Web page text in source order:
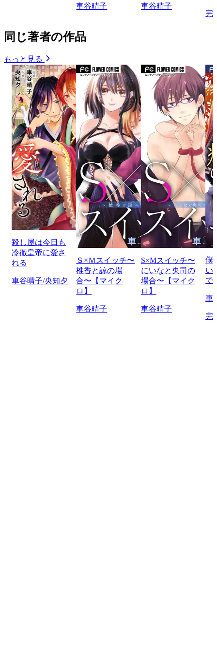
車谷晴子 車谷晴子
完
同じ著者の作品
もっと見る
殺し屋は今日も
冷徹皇帝に愛さ
れる
車谷晴子/央知夕
Ｓ×Ｍスイッチ〜
椎香と諒の場
合〜【マイク
ロ】
車谷晴子
S×Mスイッチ〜
にいなと央司の
場合〜【マイク
ロ】
車谷晴子
僕
い
で
車
完